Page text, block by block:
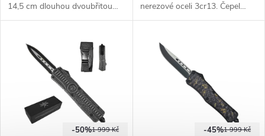
14,5 cm dlouhou dvoubřitou
čepelí. Vzhledem inspirován
dodáváno s nylonovým
pouzdrem.
nerezové oceli 3cr13. Čepel
dýkového typu s duhovým
protiskluzový povrch +
nylonové pouzdro na opasek.
1 999 Kč
-50% 1 999 Kč
-45%